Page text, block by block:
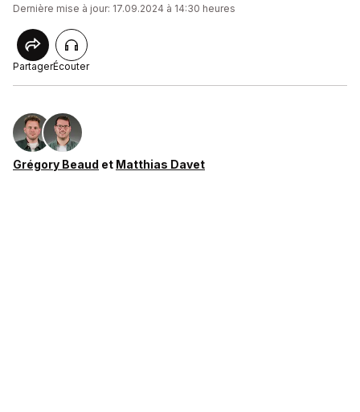
Dernière mise à jour: 17.09.2024 à 14:30 heures
PartagerÉcouter
Grégory Beaud et Matthias Davet